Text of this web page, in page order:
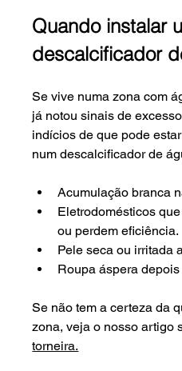
Quando instalar
descalcificador
Se vive numa zona com
já notou sinais de
indícios de que pode
num descalcificador de
Acumulação branca
Eletrodomésticos
ou perdem eficiência.
Pele seca ou irritada
Roupa áspera
Se não tem a certeza da
zona, veja o nosso artigo
torneira.